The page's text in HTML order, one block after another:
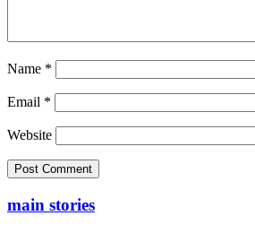
Name *
Email *
Website
main stories